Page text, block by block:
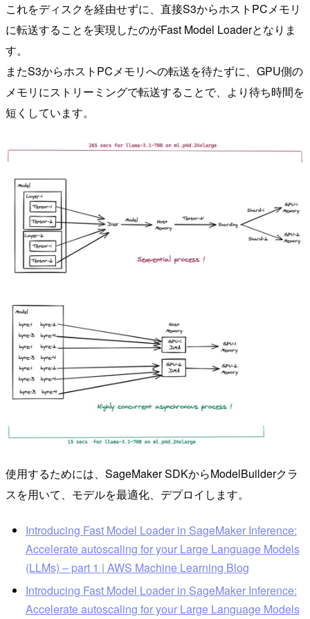
これをディスクを経由せずに、直接S3からホストPCメモリ
に転送することを実現したのがFast Model Loaderとなりま
す。
またS3からホストPCメモリへの転送を待たずに、GPU側の
メモリにストリーミングで転送することで、より待ち時間を
短くしています。
使用するためには、SageMaker SDKからModelBuilderクラ
スを用いて、モデルを最適化、デプロイします。
Introducing Fast Model Loader in SageMaker Inference:
Accelerate autoscaling for your Large Language Models
(LLMs) – part 1 | AWS Machine Learning Blog
Introducing Fast Model Loader in SageMaker Inference:
Accelerate autoscaling for your Large Language Models